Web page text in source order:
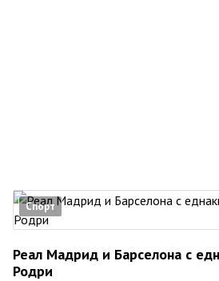
Спорт
Реал Мадрид и Барселона с
Родри